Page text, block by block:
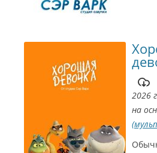
2026
на